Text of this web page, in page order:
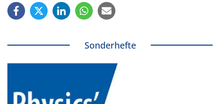
Sonderhefte